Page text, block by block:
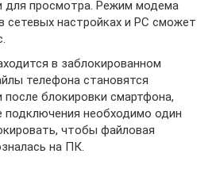
для просмотра. Режим модема
сетевых настройках и PC сможет
в заблокированном
телефона становятся
блокировки смартфона,
подключения необходимо один
чтобы файловая
на ПК.